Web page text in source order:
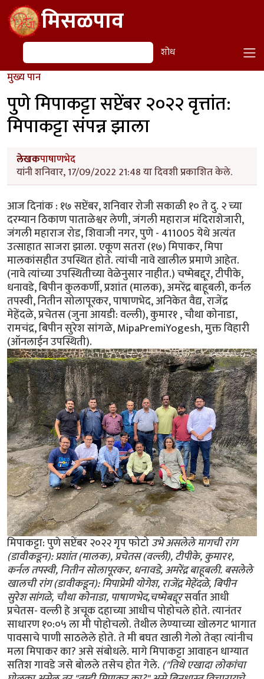
Skip to main contentमिसळपाव
शोध शोध
मुख्य पान
पुणे मिपाकट्टा सप्टेंबर २०२२ वृत्तांत:
मिपाकट्टा संपन्न झाला
लेखकपाषाणभेद
यांनी शनिवार, 17/09/2022 21:48 या दिवशी प्रकाशित केले.
आज दिनांक : १७ सप्टेंबर, शनिवार रोजी सकाळी १० ते दु. २ च्या
दरम्यान ठिकाण पाताळेश्वर लेणी, जंगली महाराज मंदिराशेजारी,
जंगली महाराज रोड, शिवाजी नगर, पुणे - 411005 येथे अत्यंत
उत्साहात साजरा झाला. एकूण सतरा (१७) मिपाकर, मिपा
मालकांसहीत उपस्थित होते. त्यांची नावे खालील प्रमाणे आहेत.
(नावे त्यांच्या उपस्थितीच्या वेळेनुसार नाहीत.) चष्मेबद्दूर, टीपीके,
धनावडे, बिपीन कुलकर्णी, प्रशांत (मालक), अमरेंद्र बाहूबली, कर्नल
तपस्वी, नितीन सोलापूरकर, पाषाणभेद, अनिकेत वैद्य, राजेंद्र
मेहेंदळे, प्रचेतस (जुना आयडी: वल्ली), कुमार१ , चौथा कोनाडा,
रामचंद्र, बिपीन सुरेश सांगळे, MipaPremiYogesh, मुक्त विहारी
(ऑनलाईन उपस्थिती).
मिपाकट्टा: पुणे सप्टेंबर २०२२ गृप फोटोउभे असलेले मागची रांग
(डावीकडून): प्रशांत (मालक), प्रचेतस (वल्ली), टीपीके, कुमार१,
कर्नल तपस्वी, नितीन सोलापूरकर, धनावडे, अमरेंद्र बाहूबली. बसलेले
खालची रांग (डावीकडून): मिपाप्रेमी योगेश, राजेंद्र मेहेंदळे, बिपीन
सुरेश सांगळे, चौथा कोनाडा, पाषाणभेद,चष्मेबद्दूरसर्वात आधी
प्रचेतस- वल्ली हे अचूक दहाच्या आधीच पोहोचले होते. त्यानंतर
साधारण १०:०५ ला मी पोहोचलो. तेथील लेण्याच्या खोलगट भागात
पावसाचे पाणी साठलेले होते. ते मी बघत खाली गेलो तेव्हा त्यांनीच
मला मिपाकर का? असे संबोधले. मागे मिपाकट्टा आवाहन धाग्यात
सतिश गावडे जसे बोलले तसेच होत गेले.("तिथे एखादा लोकांचा